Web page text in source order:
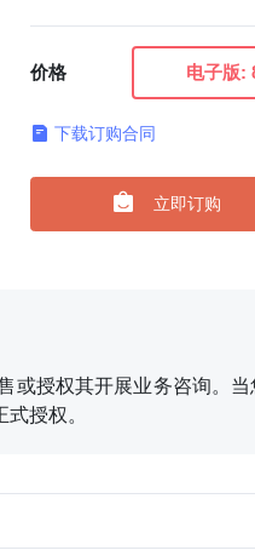
价格 电子版:
 下载订购合同
立即订购
授权其开展业务咨询。
授权。